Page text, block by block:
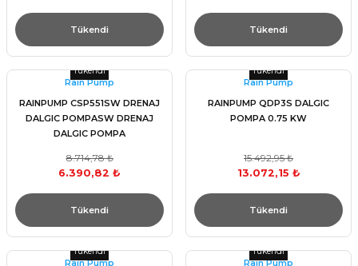
Tükendi Tükendi
Tükendi
Raın Pump
RAINPUMP CSP551SW DRENAJ
DALGIC POMPASW DRENAJ
DALGIC POMPA
8.714,78 ₺
6.390,82 ₺
Tükendi
Tükendi
Raın Pump
RAINPUMP QDP3S DALGIC
POMPA 0.75 KW
15.492,95 ₺
13.072,15 ₺
Tükendi
Tükendi
Raın Pump
Tükendi
Raın Pump